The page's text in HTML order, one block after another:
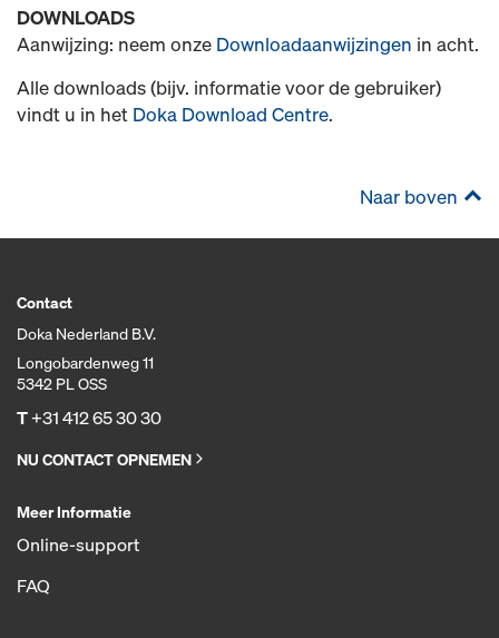
DOWNLOADS
Aanwijzing: neem onze Downloadaanwijzingen in acht.
Alle downloads (bijv. informatie voor de gebruiker)
vindt u in het Doka Download Centre.
Naar boven
Contact
Doka Nederland B.V.
Longobardenweg 11
5342 PL OSS
T+31 412 65 30 30
NU CONTACT OPNEMEN
Meer Informatie
Online-support
FAQ